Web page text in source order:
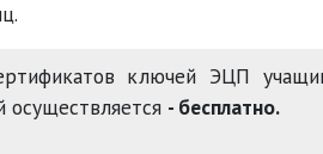
ключей ЭЦП
осуществляется - бесплатно.